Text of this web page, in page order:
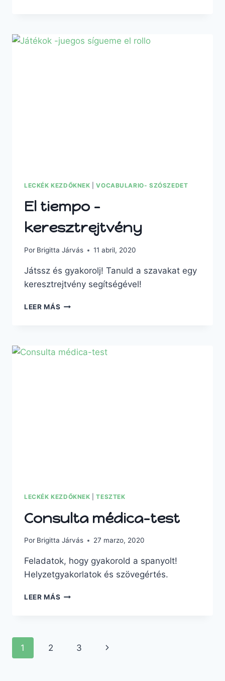
LECKÉK KEZDŐKNEK |VOCABULARIO- SZÓSZEDET
El tiempo –
keresztrejtvény
Por Brigitta Járvás 11 abril, 2020
Játssz és gyakorolj! Tanuld a szavakat egy
keresztrejtvény segítségével!
LEER MÁS
LECKÉK KEZDŐKNEK |TESZTEK
Consulta médica-test
Por Brigitta Járvás 27 marzo, 2020
Feladatok, hogy gyakorold a spanyolt!
Helyzetgyakorlatok és szövegértés.
LEER MÁS
1 2 3